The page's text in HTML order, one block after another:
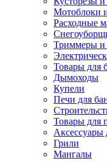
Мотоблоки
Расходные
Триммеры и
Товары для
Дымоходы
Купели
Печи для
Товары для
Аксессуары
Грили
Мангалы